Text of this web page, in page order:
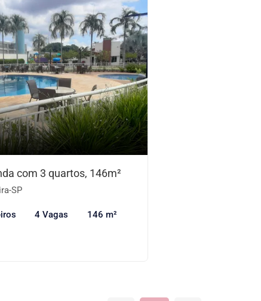
com 3 quartos, 146m²
SP
4 Vagas 146 m²